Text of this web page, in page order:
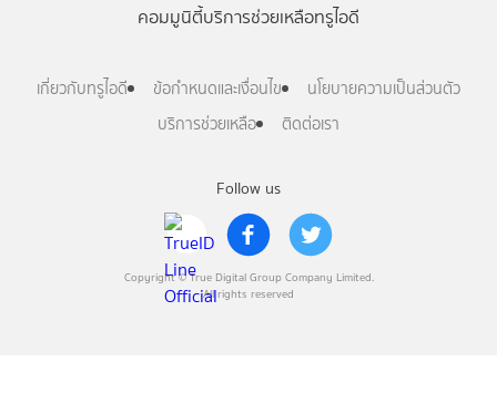
Follow us
Copyright © True Digital Group Company Limited.
All rights reserved
คอมมูนิตี้บริการช่วยเหลือทรูไอดี
เกี่ยวกับทรูไอดี ข้อกำหนดและเงื่อนไข
นโยบายความเป็นส่วนตัว
บริการช่วยเหลือ
ติดต่อเรา